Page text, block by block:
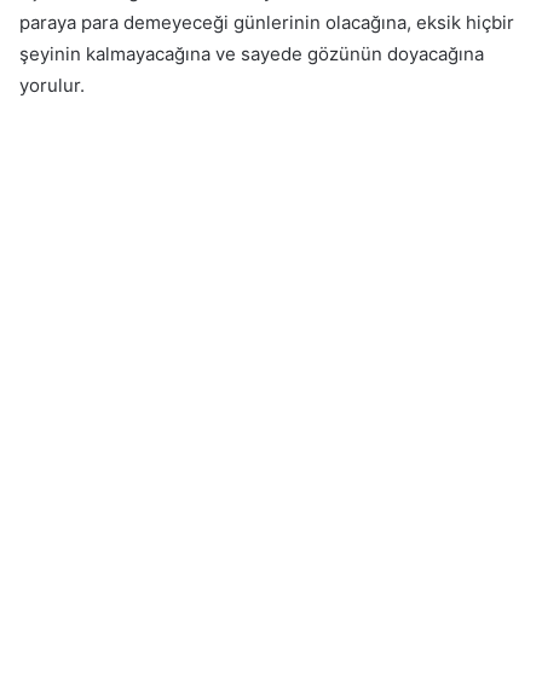
paraya para demeyeceği günlerinin olacağına, eksik hiçbir
şeyinin kalmayacağına ve sayede gözünün doyacağına
yorulur.